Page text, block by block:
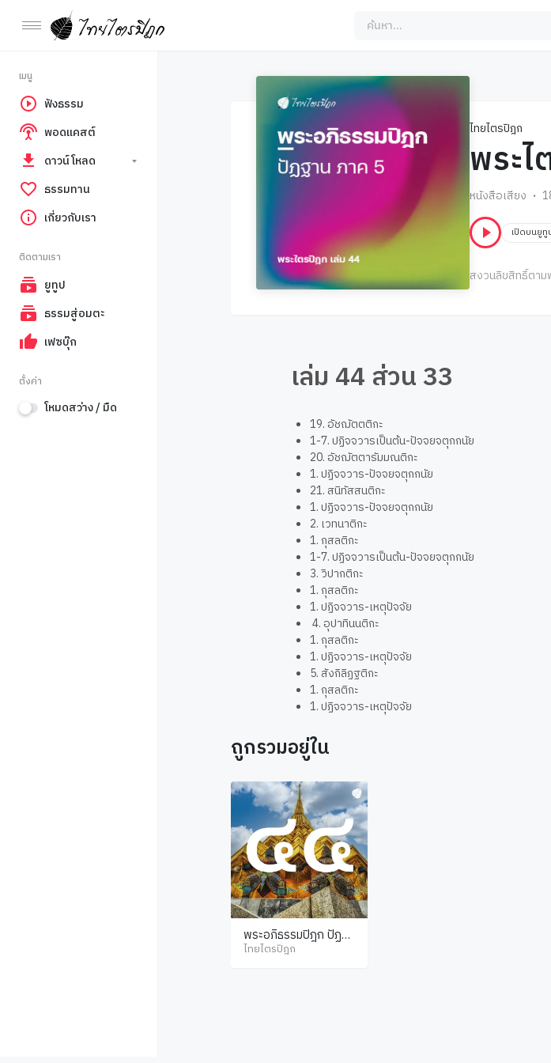
เมนู
ฟังธรรม
พอดแคสต์
ดาวน์โหลด
ธรรมทาน
เกี่ยวกับเรา
ติดตามเรา
ยูทูป
ธรรมสู่อมตะ
เฟซบุ๊ก
ตั้งค่า
โหมดสว่าง / มืด
ไทยไตรปิฎก
พระ
หนังสือเสียง
เปิดบนยูทู
สงวนลิขสิทธิ์ตา
เล่ม 44 ส่วน 33
19. อัชฌัตตติกะ
1-7. ปฏิจจวารเป็นต้น-ปัจจยจตุกกนัย
20. อัชฌัตตารัมมณติกะ
1. ปฏิจจวาร-ปัจจยจตุกกนัย
21. สนิทัสสนติกะ
1. ปฏิจจวาร-ปัจจยจตุกกนัย
2. เวทนาติกะ
1. กุสลติกะ
1-7. ปฏิจจวารเป็นต้น-ปัจจยจตุกกนัย
3. วิปากติกะ
1. กุสลติกะ
1. ปฏิจจวาร-เหตุปัจจัย
4. อุปาทินนติกะ
1. กุสลติกะ
1. ปฏิจจวาร-เหตุปัจจัย
5. สังกิลิฏฐติกะ
1. กุสลติกะ
1. ปฏิจจวาร-เหตุปัจจัย
ถูกรวมอยู่ใน
พระอภิธรรมปิฎก ปัฏฐา
น ภาค 5
ไทยไตรปิฎก